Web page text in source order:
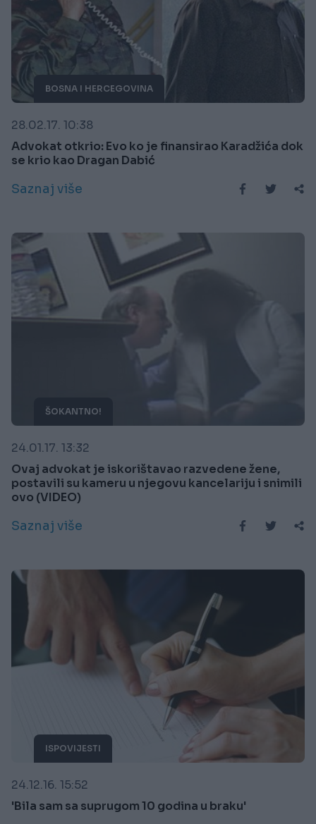
BOSNA I HERCEGOVINA
28.02.17. 10:38
Advokat otkrio: Evo ko je finansirao Karadžića dok
se krio kao Dragan Dabić
Saznaj više
ŠOKANTNO!
24.01.17. 13:32
Ovaj advokat je iskorištavao razvedene žene,
postavili su kameru u njegovu kancelariju i snimili
ovo (VIDEO)
Saznaj više
ISPOVIJESTI
24.12.16. 15:52
'Bila sam sa suprugom 10 godina u braku'